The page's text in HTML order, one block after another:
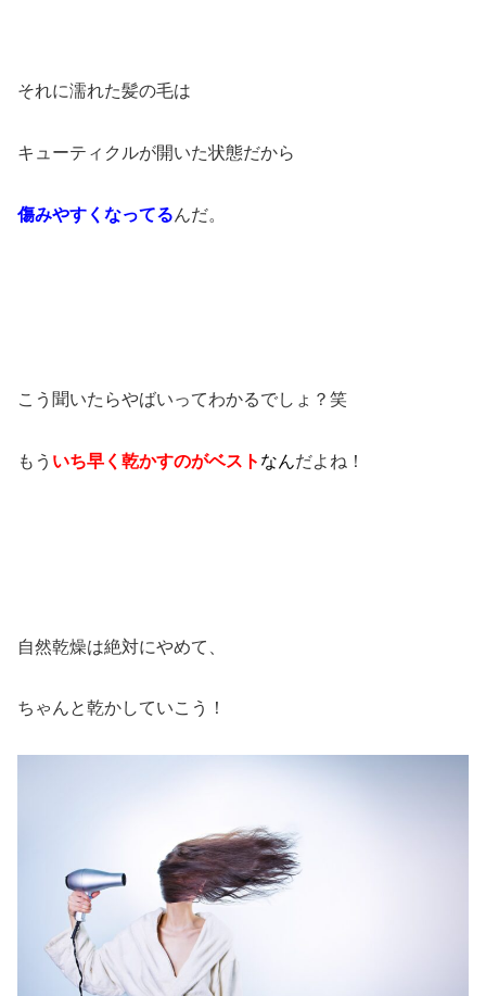
それに濡れた髪の毛は
キューティクルが開いた状態だから
傷みやすくなってるんだ。
こう聞いたらやばいってわかるでしょ？笑
もう いち早く乾かすのがベスト なんだよね！
自然乾燥は絶対にやめて、
ちゃんと乾かしていこう！